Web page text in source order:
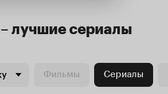
– лучшиесериалы
Фильмы Сериалы